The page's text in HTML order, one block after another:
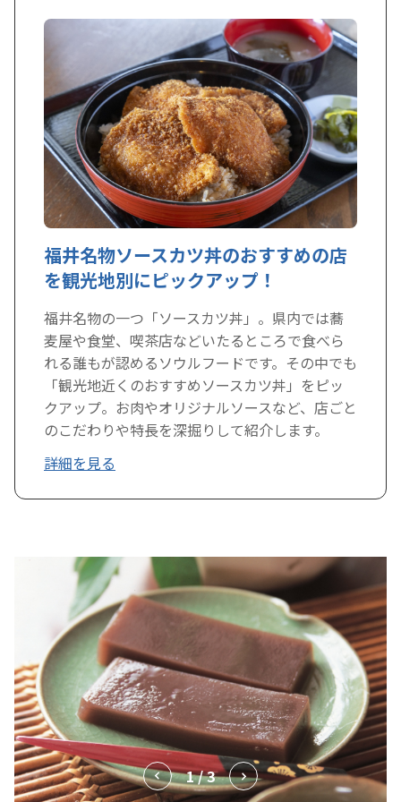
福井名物ソースカツ丼のおすすめの店
を観光地別にピックアップ！
福井名物の一つ「ソースカツ丼」。県内では蕎
麦屋や食堂、喫茶店などいたるところで食べら
れる誰もが認めるソウルフードです。その中でも
「観光地近くのおすすめソースカツ丼」をピッ
クアップ。お肉やオリジナルソースなど、店ごと
のこだわりや特長を深掘りして紹介します。
詳細を見る
1 / 3